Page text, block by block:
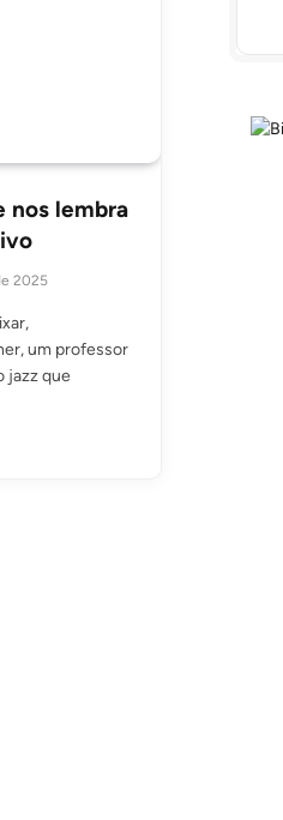
nos lembra
2025
um professor
jazz que